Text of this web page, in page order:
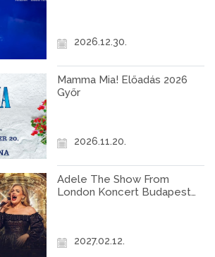
2026.12.30.
Mamma Mia! Előadás 2026
Győr
2026.11.20.
Adele The Show From
London Koncert Budapest
2027.02.12.